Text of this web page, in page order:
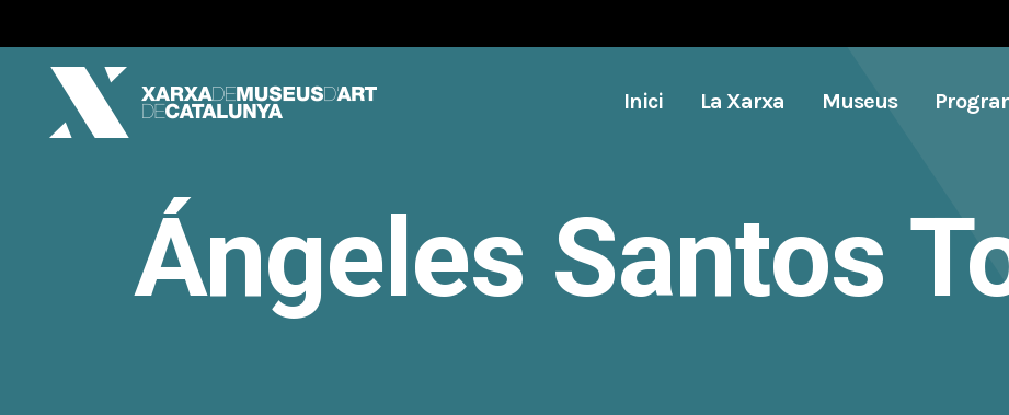
Inici La Xarxa Museus
Ángeles Santos